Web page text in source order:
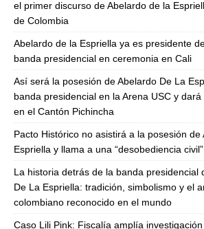
el primer discurso de Abelardo de la
de Colombia
Abelardo de la Espriella ya es presidente
banda presidencial en ceremonia en Cali
Así será la posesión de Abelardo De La
banda presidencial en la Arena USC y
en el Cantón Pichincha
Pacto Histórico no asistirá a la posesión de
Espriella y llama a una “desobediencia
La historia detrás de la banda presidencial
De La Espriella: tradición, simbolismo y el
colombiano reconocido en el mundo
Caso Lili Pink: Fiscalía amplía